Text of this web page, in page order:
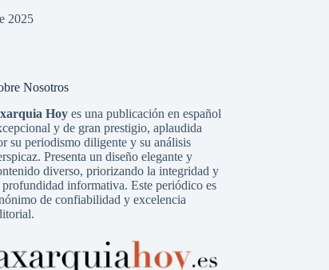
2025
Nosotros
Hoyes una publicación en español
y de gran prestigio, aplaudida
su periodismo diligente y su análisis
Presenta un diseño elegante y
diverso, priorizando la integridad y
profundidad informativa. Este periódico es
de confiabilidad y excelencia